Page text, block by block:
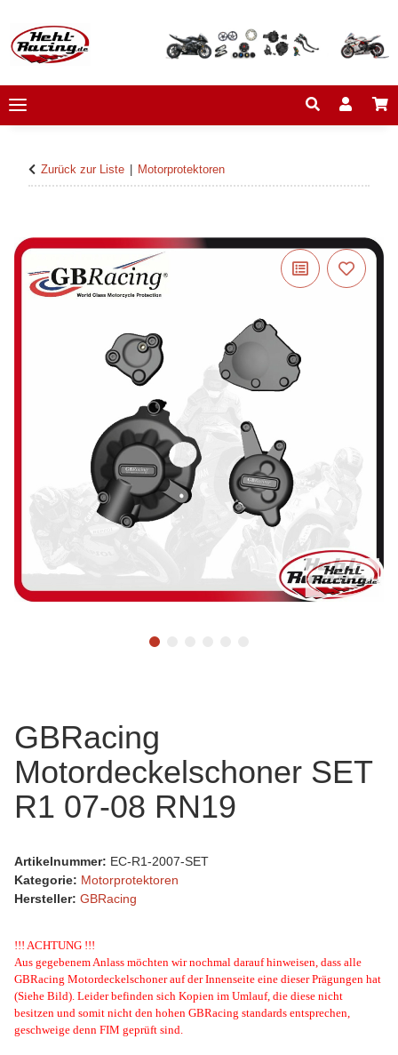
Zurück zur Liste Motorprotektoren
GBRacing
Motordeckelschoner SET
R1 07-08 RN19
Artikelnummer: EC-R1-2007-SET
Kategorie: Motorprotektoren
Hersteller: GBRacing
!!! ACHTUNG !!!
Aus gegebenem Anlass möchten wir nochmal darauf hinweisen, dass alle
GBRacing Motordeckelschoner auf der Innenseite eine dieser Prägungen hat
(Siehe Bild). Leider befinden sich Kopien im Umlauf, die diese nicht
besitzen und somit nicht den hohen GBRacing standards entsprechen,
geschweige denn FIM geprüft sind.